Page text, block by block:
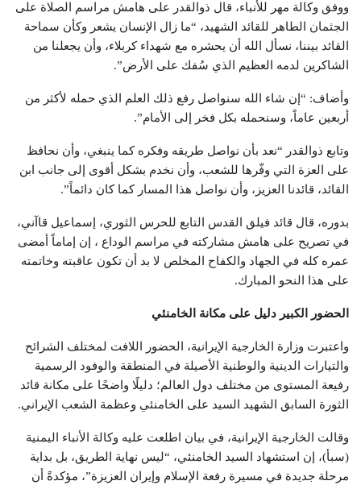
ووفق وكالة مهر للأنباء، قال ذوالقدر على هامش مراسم الصلاة على
الجثمان الطاهر للقائد الشهيد، “ما زال الإنسان يشعر وكأن سماحة
القائد بيننا، نسأل الله أن يحشره مع شهداء كربلاء، وأن يجعلنا من
الشاكرين لدمه العظيم الذي سُفك على الأرض”.
وأضاف: “إن شاء الله سنواصل رفع ذلك العلم الذي حمله لأكثر من
أربعين عاماً، وسنحمله بكل فخر إلى الأمام”.
وتابع ذوالقدر “نعد بأن نواصل طريقه وفكره كما ينبغي، وأن نحافظ
على العزة التي وفّرها للشعب، وأن نخدم بشكل أقوى إلى جانب ابن
القائد، قائدنا العزيز، وأن نواصل هذا المسار كما كان دائماً”.
بدوره، قال قائد فيلق القدس التابع للحرس الثوري، إسماعيل قاآني،
في تصريح على هامش مشاركته في مراسم الوداع ، إن إماماً أمضى
عمره كله في الجهاد والكفاح المخلص لا بد أن تكون عاقبته وخاتمته
على هذا النحو المبارك.
الحضور الكبير دليل على مكانة الخامنئي
واعتبرت وزارة الخارجية الإيرانية، الحضور اللافت لمختلف الشرائح
والتيارات الدينية والوطنية الأصيلة في المنطقة والوفود الرسمية
رفيعة المستوى من مختلف دول العالم؛ دليلًا واضحًا على مكانة قائد
الثورة السابق الشهيد السيد على الخامنئي وعظمة الشعب الإيراني.
وقالت الخارجية الإيرانية، في بيان اطلعت عليه وكالة الأنباء اليمنية
(سبأ)، إن استشهاد السيد الخامنئي، “ليس نهاية الطريق، بل بداية
مرحلة جديدة في مسيرة رفعة الإسلام وإيران العزيزة”، مؤكدةً أن